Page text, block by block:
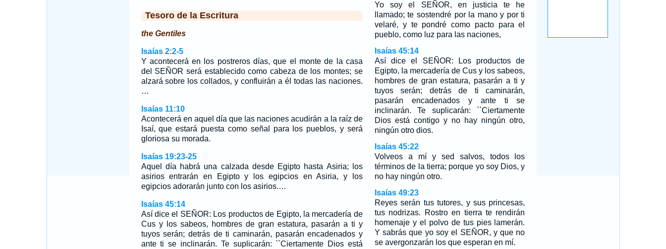
Tesoro de la Escritura
the Gentiles
Isaías 2:2-5
Y acontecerá en los postreros días, que el monte de la casa
del SEÑOR será establecido como cabeza de los montes; se
alzará sobre los collados, y confluirán a él todas las naciones.
…
Isaías 11:10
Acontecerá en aquel día que las naciones acudirán a la raíz de
Isaí, que estará puesta como señal para los pueblos, y será
gloriosa su morada.
Isaías 19:23-25
Aquel día habrá una calzada desde Egipto hasta Asiria; los
asirios entrarán en Egipto y los egipcios en Asiria, y los
egipcios adorarán junto con los asirios.…
Isaías 45:14
Así dice el SEÑOR: Los productos de Egipto, la mercadería de
Cus y los sabeos, hombres de gran estatura, pasarán a ti y
tuyos serán; detrás de ti caminarán, pasarán encadenados y
ante ti se inclinarán. Te suplicarán: ``Ciertamente Dios está
Yo soy el SEÑOR, en justicia te he
llamado; te sostendré por la mano y por ti
velaré, y te pondré como pacto para el
pueblo, como luz para las naciones,
Isaías 45:14
Así dice el SEÑOR: Los productos de
Egipto, la mercadería de Cus y los sabeos,
hombres de gran estatura, pasarán a ti y
tuyos serán; detrás de ti caminarán,
pasarán encadenados y ante ti se
inclinarán. Te suplicarán: ``Ciertamente
Dios está contigo y no hay ningún otro,
ningún otro dios.
Isaías 45:22
Volveos a mí y sed salvos, todos los
términos de la tierra; porque yo soy Dios, y
no hay ningún otro.
Isaías 49:23
Reyes serán tus tutores, y sus princesas,
tus nodrizas. Rostro en tierra te rendirán
homenaje y el polvo de tus pies lamerán.
Y sabrás que yo soy el SEÑOR, y que no
se avergonzarán los que esperan en mí.